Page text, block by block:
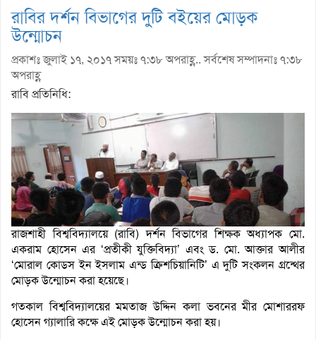
রাবির দর্শন বিভাগের দুটি বইয়ের মোড়ক
উন্মোচন
প্রকাশঃ জুলাই ১৭, ২০১৭ সময়ঃ ৭:৩৮ অপরাহ্ণ.. সর্বশেষ সম্পাদনাঃ ৭:৩৮
অপরাহ্ণ
রাবি প্রতিনিধি:
রাজশাহী বিশ্ববিদ্যালয়ে (রাবি) দর্শন বিভাগের শিক্ষক অধ্যাপক মো.
একরাম হোসেন এর ‘প্রতীকী যুক্তিবিদ্যা’ এবং ড. মো. আক্তার আলীর
‘মোরাল কোডস ইন ইসলাম এন্ড ক্রিশচিয়ানিটি’ এ দুটি সংকলন গ্রন্থের
মোড়ক উন্মোচন করা হয়েছে।
গতকাল বিশ্ববিদ্যালয়ের মমতাজ উদ্দিন কলা ভবনের মীর মোশাররফ
হোসেন গ্যালারি কক্ষে এই মোড়ক উন্মোচন করা হয়।